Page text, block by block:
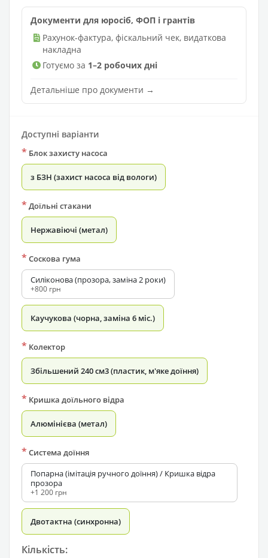
Документи для юросіб, ФОП і грантів
Рахунок-фактура, фіскальний чек, видаткова
накладна
Готуємо за 1–2 робочих дні
Детальніше про документи →
Доступні варіанти
* Блок захисту насоса
з БЗН (захист насоса від вологи)
* Доїльні стакани
Нержавіючі (метал)
* Соскова гума
Силіконова (прозора, заміна 2 роки)
+800 грн
Каучукова (чорна, заміна 6 міс.)
* Колектор
Збільшений 240 см3 (пластик, м'яке доїння)
* Кришка доїльного відра
Алюмінієва (метал)
* Система доїння
Попарна (імітація ручного доїння) / Кришка відра
прозора
+1 200 грн
Двотактна (синхронна)
Кількість: